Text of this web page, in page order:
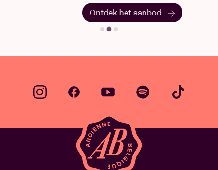
Ontdek het aanbod